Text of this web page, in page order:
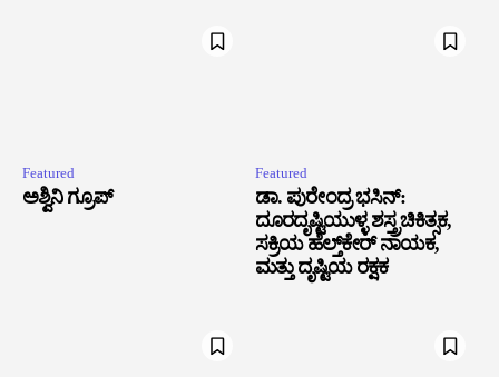
Featured
ಅಶ್ವಿನಿ ಗ್ರೂಪ್
Featured
ಡಾ. ಪುರೇಂದ್ರ ಭಸಿನ್:
ದೂರದೃಷ್ಟಿಯುಳ್ಳ ಶಸ್ತ್ರಚಿಕಿತ್ಸಕ,
ಸಕ್ರಿಯ ಹೆಲ್ತ್‌ಕೇರ್ ನಾಯಕ,
ಮತ್ತು ದೃಷ್ಟಿಯ ರಕ್ಷಕ